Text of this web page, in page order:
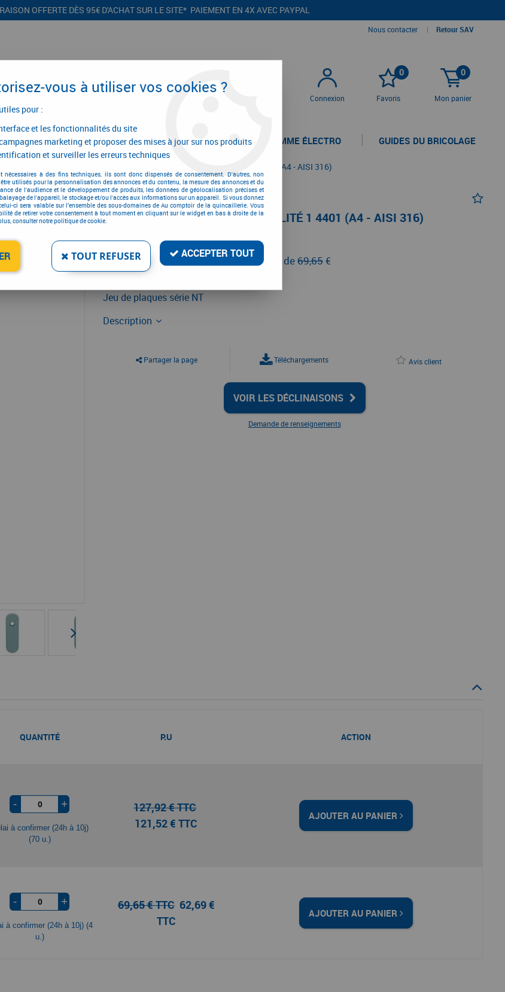
OFFERTE DÈS 95€ D'ACHAT SUR LE SITE* PAIEMENT EN 4X AVEC PAYPAL
Nous contacter | Retour SAV
Connexion
0
Favoris
0
Mon panier
PROMOTIONS LA GAMME ÉLECTRO GUIDES DU BRICOLAGE
Jeu de rosaces série NT qualité 1 4401 (A4 - AISI 316)
JEU DE ROSACES SÉRIE NT QUALITÉ 1 4401 (A4 - AISI 316)
À partir de 62,69€TTC au lieu de69,65€
Jeu de plaques série NT
Description
Partager la page Téléchargements Avis client
VOIR LES DÉCLINAISONS
Demande de renseignements
QUANTITÉ P.U ACTION
- +
à confirmer (24h à 10j)
(70 u.)
127,92 € TTC
121,52 € TTC
AJOUTER AU PANIER
- +
à confirmer (24h à 10j) (4
u.)
69,65 € TTC62,69 €
TTC
AJOUTER AU PANIER
vous à utiliser vos cookies ?
pour :
et les fonctionnalités du site
marketing et proposer des mises à jour sur nos produits
et surveiller les erreurs techniques
nécessaires à des fins techniques, ils sont donc dispensés de consentement. D'autres, non
utilisés pour la personnalisation des annonces et du contenu, la mesure des annonces et du
de l'audience et le développement de produits, les données de géolocalisation précises et
de l'appareil, le stockage et/ou l'accès aux informations sur un appareil. Si vous donnez
ci sera valable sur l’ensemble des sous-domaines de Au comptoir de la quincaillerie. Vous
de retirer votre consentement à tout moment en cliquant sur le widget en bas à droite de la
consulter notre politique de cookie.
TOUT REFUSER ACCEPTER TOUT